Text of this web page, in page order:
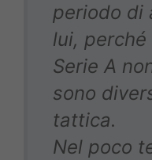
periodo di
lui,
Serie A
sono
tattica.
Nel poco